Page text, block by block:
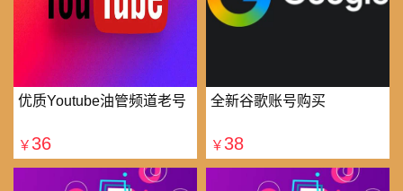
优质Youtube油管频道老号
￥ 36
全新谷歌账号购买
￥ 38